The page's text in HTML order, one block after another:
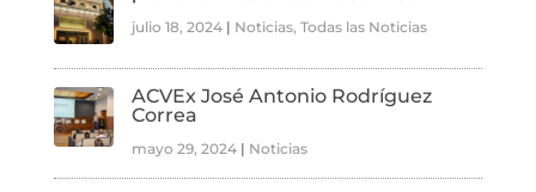
julio 18, 2024| Noticias, Todas las Noticias
ACVEx José Antonio Rodríguez
Correa
mayo 29, 2024| Noticias